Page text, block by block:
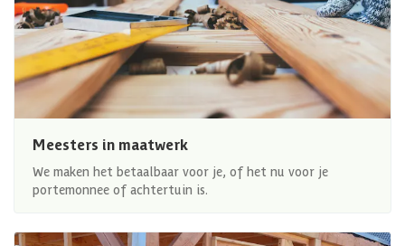
Meesters in maatwerk
We maken het betaalbaar voor je, of het nu voor je
portemonnee of achtertuin is.